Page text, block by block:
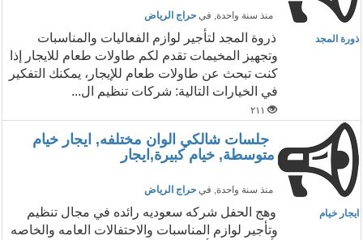
منذ سنة واحدة, في حراج الرياض
ذورة المجد
ذروة المجد لتأجير لوازم الفعاليات والمناسبات
وتجهيز المخيمات تقدم لكم طاولات طعام للايجار إذا
كنت تبحث عن طاولات طعام للإيجار، يمكنك التفكير
في الخيارات التالية: شركات تنظيم ال...
٢١١
جلسات شالكي الوان مختلفه, ايجار خيام
متوسطة, خيام كبيرة,ايجار
منذ سنة واحدة, في حراج الرياض
ايجار خيام
وهج الحفل شركه سعوديه رائده في مجال تنظيم
وتأجير لوازم المناسبات والاحتفالات العامه والخاصه